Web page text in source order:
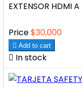
EXTENSOR HDMI
Price$30,000
 Add to cart
 In stock